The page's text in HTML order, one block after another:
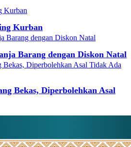
Kurban
Barang dengan Diskon Natal
Bekas, Diperbolehkan Asal